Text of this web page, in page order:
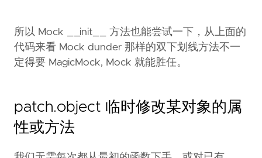
所以 Mock __init__ 方法也能尝试一下，从上面的
代码来看 Mock dunder 那样的双下划线方法不一
定得要 MagicMock, Mock 就能胜任。
patch.object 临时修改某对象的属
性或方法